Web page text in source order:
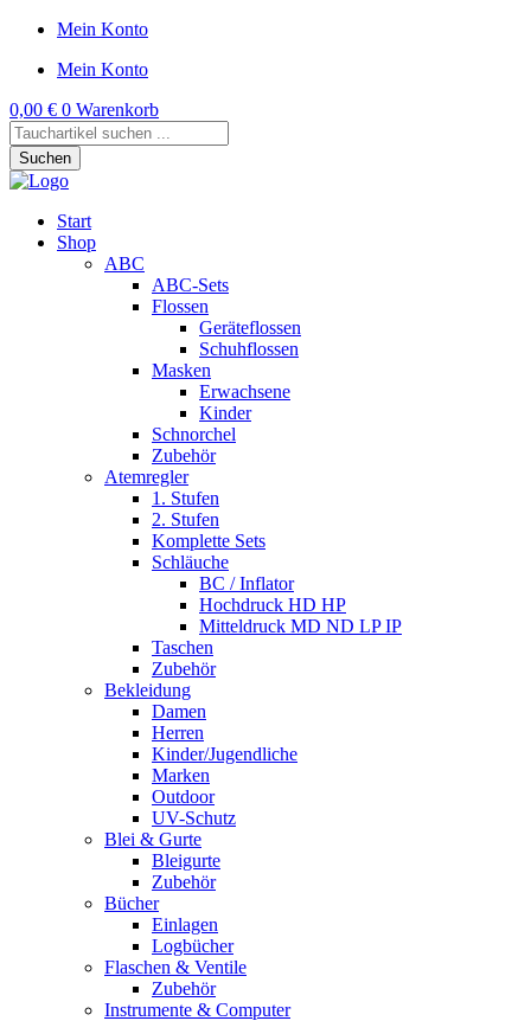
Mein Konto
Mein Konto
0,00 € 0 Warenkorb
Products
search
Suchen
Start
Shop
ABC
ABC-Sets
Flossen
Geräteflossen
Schuhflossen
Masken
Erwachsene
Kinder
Schnorchel
Zubehör
Atemregler
1. Stufen
2. Stufen
Komplette Sets
Schläuche
BC / Inflator
Hochdruck HD HP
Mitteldruck MD ND LP IP
Taschen
Zubehör
Bekleidung
Damen
Herren
Kinder/Jugendliche
Marken
Outdoor
UV-Schutz
Blei & Gurte
Bleigurte
Zubehör
Bücher
Einlagen
Logbücher
Flaschen & Ventile
Zubehör
Instrumente & Computer